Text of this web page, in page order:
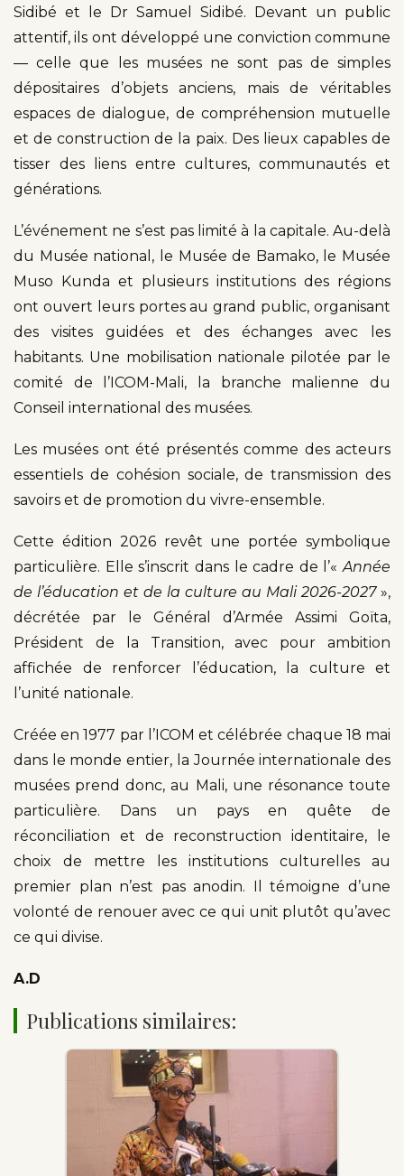
Sidibé et le Dr Samuel Sidibé. Devant un public
attentif, ils ont développé une conviction commune
— celle que les musées ne sont pas de simples
dépositaires d’objets anciens, mais de véritables
espaces de dialogue, de compréhension mutuelle
et de construction de la paix. Des lieux capables de
tisser des liens entre cultures, communautés et
générations.
L’événement ne s’est pas limité à la capitale. Au-delà
du Musée national, le Musée de Bamako, le Musée
Muso Kunda et plusieurs institutions des régions
ont ouvert leurs portes au grand public, organisant
des visites guidées et des échanges avec les
habitants. Une mobilisation nationale pilotée par le
comité de l’ICOM-Mali, la branche malienne du
Conseil international des musées.
Les musées ont été présentés comme des acteurs
essentiels de cohésion sociale, de transmission des
savoirs et de promotion du vivre-ensemble.
Cette édition 2026 revêt une portée symbolique
particulière. Elle s’inscrit dans le cadre de l’«Année
de l’éducation et de la culture au Mali 2026-2027»,
décrétée par le Général d’Armée Assimi Goïta,
Président de la Transition, avec pour ambition
affichée de renforcer l’éducation, la culture et
l’unité nationale.
Créée en 1977 par l’ICOM et célébrée chaque 18 mai
dans le monde entier, la Journée internationale des
musées prend donc, au Mali, une résonance toute
particulière. Dans un pays en quête de
réconciliation et de reconstruction identitaire, le
choix de mettre les institutions culturelles au
premier plan n’est pas anodin. Il témoigne d’une
volonté de renouer avec ce qui unit plutôt qu’avec
ce qui divise.
A.D
Publications similaires: